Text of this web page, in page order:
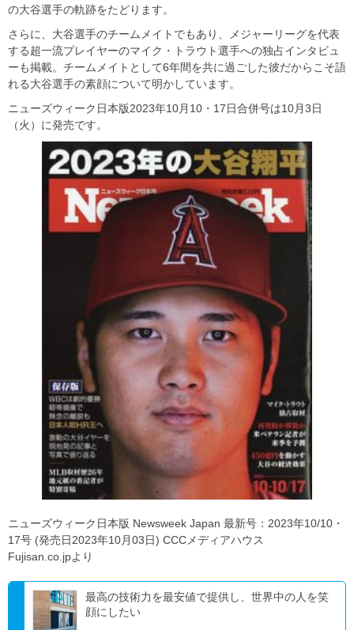
の大谷選手の軌跡をたどります。
さらに、大谷選手のチームメイトでもあり、メジャーリーグを代表
する超一流プレイヤーのマイク・トラウト選手への独占インタビュ
ーも掲載。チームメイトとして6年間を共に過ごした彼だからこそ語
れる大谷選手の素顔について明かしています。
ニューズウィーク日本版2023年10月10・17日合併号は10月3日
（火）に発売です。
ニューズウィーク日本版 Newsweek Japan 最新号：2023年10/10・
17号 (発売日2023年10月03日) CCCメディアハウス
Fujisan.co.jpより
最高の技術力を最安値で提供し、世界中の人を笑
顔にしたい